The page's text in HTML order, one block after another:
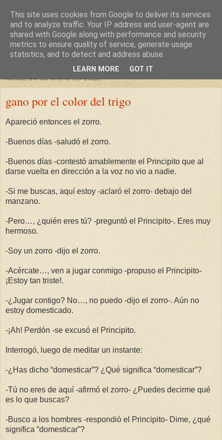
un sitio diferente
una casa para crecer, un castillo para soñar
lunes, 16 de enero de 2012
gano por el color del trigo
Apareció entonces el zorro.
-Buenos días -saludó el zorro.
-Buenos días -contestó amablemente el Principito que al
darse vuelta en dirección a la voz no vio a nadie.
-Si me buscas, aquí estoy -aclaró el zorro- debajo del
manzano.
-Pero…, ¿quién eres tú? -preguntó el Principito-. Eres muy
hermoso.
-Soy un zorro -dijo el zorro.
-Acércate…, ven a jugar conmigo -propuso el Principito-
¡Estoy tan triste!.
-¿Jugar contigo? No…, no puedo -dijo el zorro-. Aún no
estoy domesticado.
-¡Ah! Perdón -se excusó el Principito.
Interrogó, luego de meditar un instante:
-¿Has dicho “domesticar”? ¿Qué significa “domesticar”?
-Tú no eres de aquí -afirmó el zorro- ¿Puedes decirme qué
es lo que buscas?
-Busco a los hombres -respondió el Principito- Dime, ¿qué
significa “domesticar”?
This site uses cookies from Google to deliver its services
and to analyze traffic. Your IP address and user-agent are
shared with Google along with performance and security
metrics to ensure quality of service, generate usage
statistics, and to detect and address abuse.
LEARN MORE GOT IT